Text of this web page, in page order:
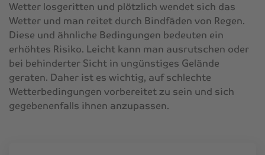
Wetter losgeritten und plötzlich wendet sich das
Wetter und man reitet durch Bindfäden von Regen.
Diese und ähnliche Bedingungen bedeuten ein
erhöhtes Risiko. Leicht kann man ausrutschen oder
bei behinderter Sicht in ungünstiges Gelände
geraten. Daher ist es wichtig, auf schlechte
Wetterbedingungen vorbereitet zu sein und sich
gegebenenfalls ihnen anzupassen.